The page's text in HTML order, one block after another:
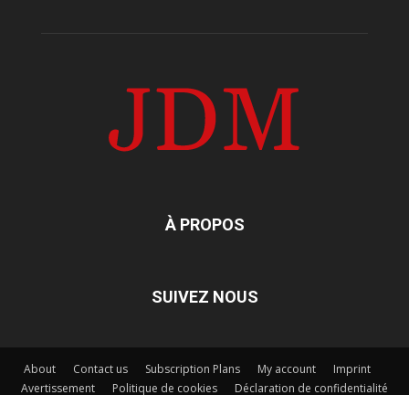
À PROPOS
SUIVEZ NOUS
About Contact us Subscription Plans My account
Imprint
Avertissement
Politique de cookies Déclaration de confidentialité